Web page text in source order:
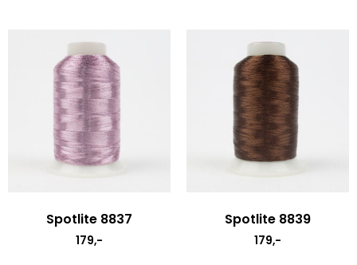
Spotlite 8837
179,-
Spotlite 8839
179,-